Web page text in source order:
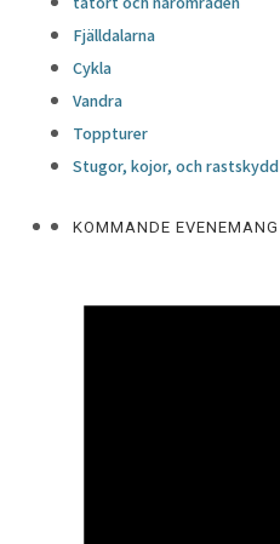
Fjälldalarna
Cykla
Vandra
Toppturer
Stugor, kojor, och rastskydd
KOMMANDE EVENEMANG